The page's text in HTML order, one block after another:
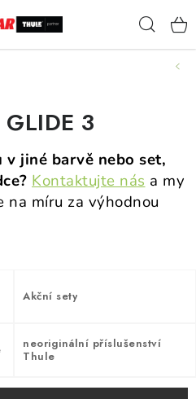
3
v jiné barvě nebo set,
Kontaktujte nása my
na míru za výhodnou
Akční sety
neoriginální příslušenství
Thule